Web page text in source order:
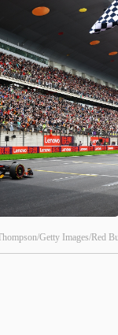
Getty Images/Red